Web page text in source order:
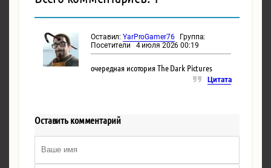
Оставил:YarProGamer76Группа:
Посетители 4 июля 2026 00:19
очередная исотория The Dark Pictures
Цитата
Оставить комментарий